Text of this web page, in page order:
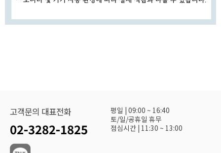
고객문의 대표전화
02-3282-1825
평일 | 09:00 ~ 16:40
토/일/공휴일 휴무
점심시간 | 11:30 ~ 13:00